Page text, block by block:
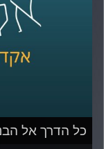
כל הדרך אל